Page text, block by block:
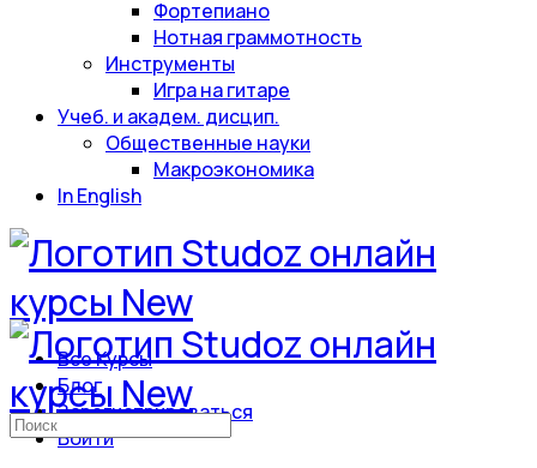
Фортепиано
Нотная граммотность
Инструменты
Игра на гитаре
Учеб. и академ. дисцип.
Общественные науки
Макроэкономика
In English
Все Курсы
Блог
Зарегистрироваться
Войти
Искать: